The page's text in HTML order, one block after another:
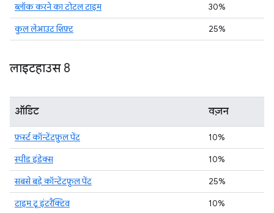
ब्लॉक करने का टोटल टाइम
30%
कुल लेआउट शिफ़्ट
25%
लाइटहाउस 8
ऑडिट वज़न
फ़र्स्ट कॉन्टेंटफ़ुल पेंट
10%
स्पीड इंडेक्स
10%
सबसे बड़े कॉन्टेंटफ़ुल पेंट
25%
टाइम टू इंटरैक्टिव
10%